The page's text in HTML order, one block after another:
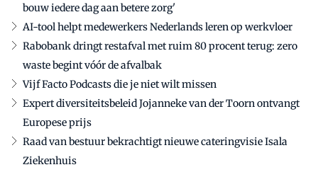
bouw iedere dag aan betere zorg'
AI-tool helpt medewerkers Nederlands leren op werkvloer
Rabobank dringt restafval met ruim 80 procent terug: zero
waste begint vóór de afvalbak
Vijf Facto Podcasts die je niet wilt missen
Expert diversiteitsbeleid Jojanneke van der Toorn ontvangt
Europese prijs
Raad van bestuur bekrachtigt nieuwe cateringvisie Isala
Ziekenhuis